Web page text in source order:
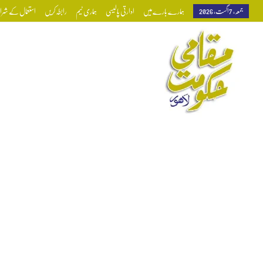
جمعہ, 7 اگست, 2026 ہمارے بارے میں ادارتی پالیسی ہماری ٹیم رابطہ کریں استعمال کے